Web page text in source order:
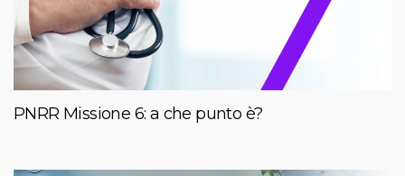
PNRR Missione 6: a che punto è?